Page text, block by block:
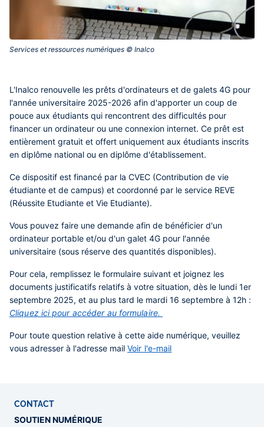
Services et ressources numériques © Inalco‎
L'Inalco renouvelle les prêts d'ordinateurs et de galets 4G pour
l'année universitaire 2025-2026 afin d'apporter un coup de
pouce aux étudiants qui rencontrent des difficultés pour
financer un ordinateur ou une connexion internet. Ce prêt est
entièrement gratuit et offert uniquement aux étudiants inscrits
en diplôme national ou en diplôme d'établissement.
Ce dispositif est financé par la CVEC (Contribution de vie
étudiante et de campus) et coordonné par le service REVE
(Réussite Etudiante et Vie Etudiante).
Vous pouvez faire une demande afin de bénéficier d'un
ordinateur portable et/ou d'un galet 4G pour l'année
universitaire (sous réserve des quantités disponibles).
Pour cela, remplissez le formulaire suivant et joignez les
documents justificatifs relatifs à votre situation, dès le lundi 1er
septembre 2025, et au plus tard le mardi 16 septembre à 12h :
Cliquez ici pour accéder au formulaire.
Pour toute question relative à cette aide numérique, veuillez
vous adresser à l'adresse mail Voir l'e-mail
CONTACT
SOUTIEN NUMÉRIQUE